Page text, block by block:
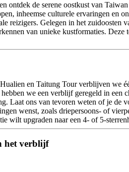
ontdek de serene oostkust van
inheemse culturele ervaringen en
reizigers. Gelegen in het zuidoosten
van unieke kustformaties. Deze
en Taitung Tour verblijven we
hebben we een verblijf geregeld in
Laat ons van tevoren weten of je de
wenst, zoals driepersoons- of
wilt upgraden naar een 4- of 5-
het verblijf